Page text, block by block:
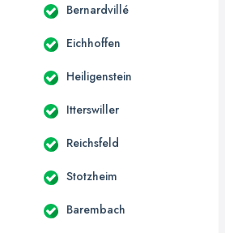
Bernardvillé
Eichhoffen
Heiligenstein
Itterswiller
Reichsfeld
Stotzheim
Barembach